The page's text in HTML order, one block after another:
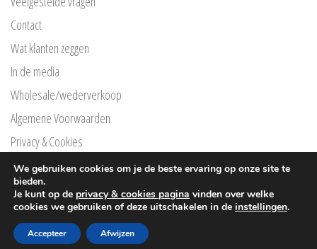
Contact
Wat klanten zeggen
In de media
Wholesale/wederverkoop
Algemene Voorwaarden
Privacy & Cookies
Privacyverklaring Klarna
Free Printables
© CopyrightKoetjes en kaartjes2026 |
We gebruiken cookies om je de beste ervaring op onze site te
bieden.
Je kunt op de privacy & cookies pagina vinden over welke
cookies we gebruiken of deze uitschakelen in de instellingen.
Accepteer Afwijzen